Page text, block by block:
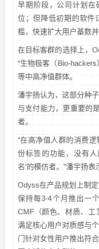
早期阶段，公司计划在
位；但降低初期的软件
槛，快速扩大用户基数并
在目标客群的选择上，
“生物极客（Bio-
等中高净值群体。
潘宇扬认为，这部分种
与支付能力，更重要的
者。
“在高净值人群的消费
份标签的功能，没有
名’的模仿者。”潘宇扬表
Odyss在产品规划上制
保持每3-4个月推出一
CMF（颜色、材质、
满足核心用户对质感与
门针对女性用户推出符